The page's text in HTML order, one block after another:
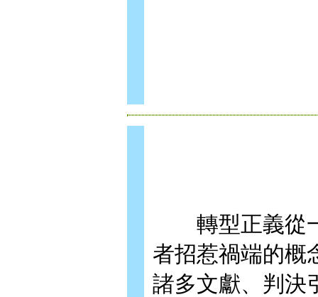
轉型正義從一
者招惹禍端的概
諸多文獻、判決